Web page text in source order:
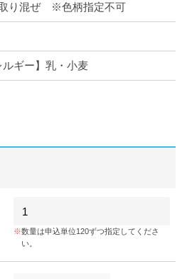
り混ぜ ※色柄指定不可
ルギー】乳・小麦
数量は申込単位120ずつ指定してくださ
い。